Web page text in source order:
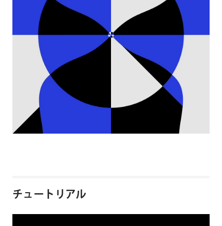
チュートリアル